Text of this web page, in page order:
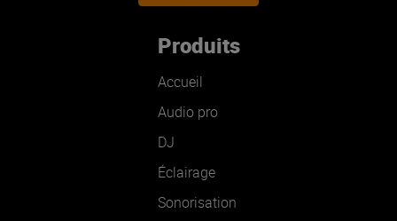
Produits
Accueil
Audio pro
DJ
Éclairage
Sonorisation